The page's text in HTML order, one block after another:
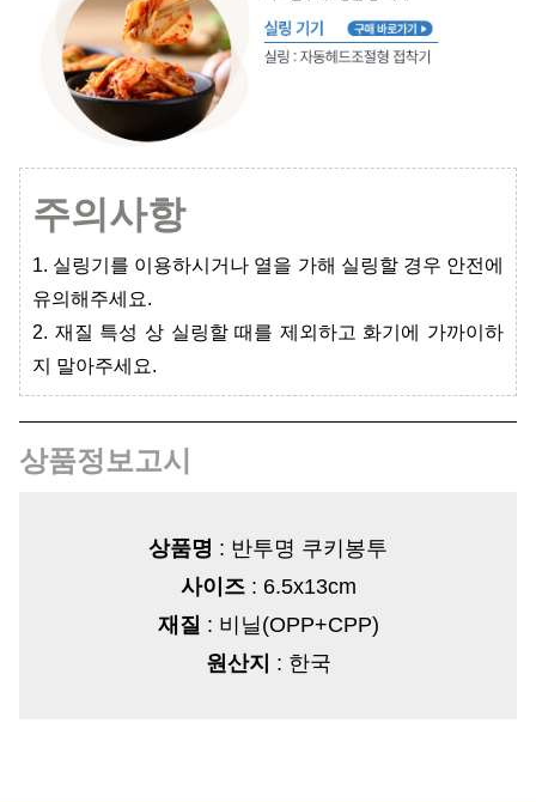
주의사항
1. 실링기를 이용하시거나 열을 가해 실링할 경우 안전에
유의해주세요.
2. 재질 특성 상 실링할 때를 제외하고 화기에 가까이하
지 말아주세요.
상품정보고시
상품명 : 반투명 쿠키봉투
사이즈: 6.5x13cm
재질 : 비닐(OPP+CPP)
원산지 : 한국